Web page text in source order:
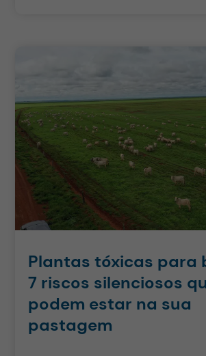
Plantas tóxicas para
7 riscos silenciosos
podem estar na sua
pastagem